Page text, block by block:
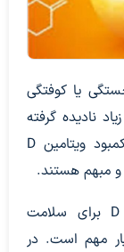
یا کوفتگی
نادیده گرفته
می‌شود. اما بسیاری از مردم ناخودآگاه با کمبود ویتامین D
و مبهم هستند.
شناسایی زودهنگام علائم کمبود ویتامین D برای سلامت
مهم است. در